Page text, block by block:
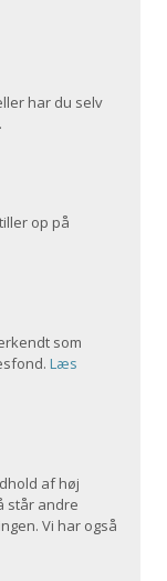
har du selv
.
op på
som
Læs
af høj
står andre
Vi har også